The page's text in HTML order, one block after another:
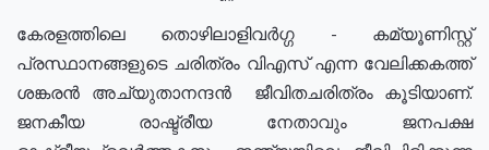
കേരളത്തിലെ തൊഴിലാളിവർഗ്ഗ - കമ്യൂണിസ്റ്റ്
പ്രസ്ഥാനങ്ങളുടെ ചരിത്രം വിഎസ് എന്ന വേലിക്കകത്ത്
ശങ്കരൻ അച്യുതാനന്ദൻ ജീവിതചരിത്രം കൂടിയാണ്.
ജനകീയ രാഷ്ട്രീയ നേതാവും ജനപക്ഷ